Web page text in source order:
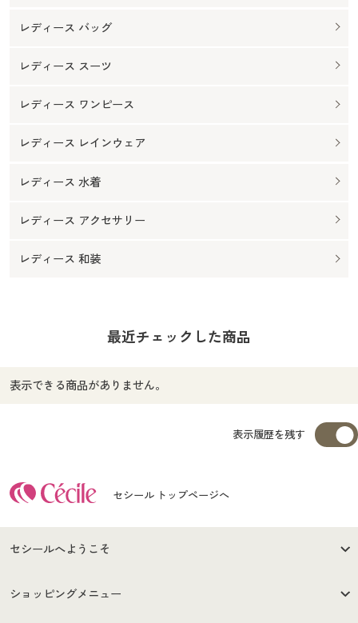
レディース バッグ
レディース スーツ
レディース ワンピース
レディース レインウェア
レディース 水着
レディース アクセサリー
レディース 和装
最近チェックした商品
表示できる商品がありません。
表示履歴を残す
セシール トップページへ
セシールへようこそ
はじめての方へ
ショッピングメニュー